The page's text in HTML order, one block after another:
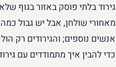
גירוד בלתי פוסק באזור בגוף
מאחורי שולחן, אבל יש גבול
אנשים נוספים; והגירודים רק
כדי להבין איך מתמודדים עם